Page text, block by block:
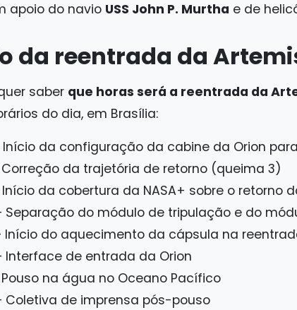
apoio do navio USS John P. Murtha e de
da reentrada da
saber que horas será a reentrada da
do dia, em Brasília:
da configuração da cabine da Orion
da trajetória de retorno (queima 3)
da cobertura da NASA+ sobre o retorno
Separação do módulo de tripulação e do
Início do aquecimento da cápsula na
Interface de entrada da Orion
na água no Oceano Pacífico
Coletiva de imprensa pós-pouso